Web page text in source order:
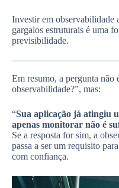
Investir em observabilidade
gargalos estruturais é uma
previsibilidade.
Em resumo, a pergunta não
observabilidade?”, mas:
“Sua aplicação já atingiu
apenas monitorar não é
Se a resposta for sim, a
passa a ser um requisito
com confiança.